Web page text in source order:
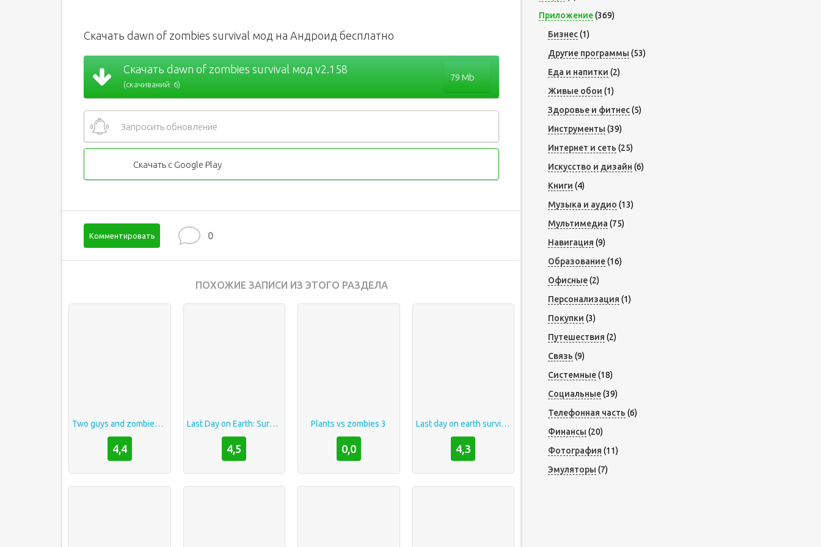
Скачать dawn of zombies survival мод на Андроид бесплатно
Скачать dawn of zombies survival мод v2.158
(скачиваний: 6)
79 Mb
Запросить обновление
Скачать с Google Play
Комментировать 0
ПОХОЖИЕ ЗАПИСИ ИЗ ЭТОГО РАЗДЕЛА
Two guys and zombies 3d
4,4
Last Day on Earth: Survival
4,5
Plants vs zombies 3
0,0
Last day on earth survival мод меню
4,3
Приложение(369)
Бизнес(1)
Другие программы (53)
Еда и напитки (2)
Живые обои (1)
Здоровье и фитнес(5)
Инструменты (39)
Интернет и сеть (25)
Искусство и дизайн (6)
Книги (4)
Музыка и аудио (13)
Мультимедиа (75)
Навигация (9)
Образование(16)
Офисные(2)
Персонализация (1)
Покупки (3)
Путешествия (2)
Связь (9)
Системные(18)
Социальные(39)
Телефонная часть (6)
Финансы (20)
Фотография (11)
Эмуляторы (7)